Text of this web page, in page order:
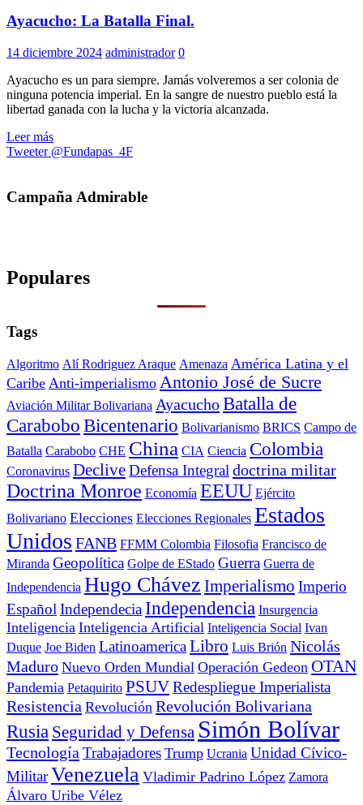
Ayacucho: La Batalla Final.
14 diciembre 2024 administrador 0
Ayacucho es un para siempre. Jamás volveremos a ser colonia de
ninguna potencia imperial. En la sangre de nuestro pueblo está la
libertad ganada con la lucha y la victoria alcanzada.
Leer más
Tweeter @Fundapas_4F
Campaña Admirable
Populares
Tags
Algoritmo Alí Rodriguez Araque Amenaza América Latina y el
Caribe Anti-imperialismo Antonio José de Sucre
Aviación Militar Bolivariana AyacuchoBatalla de
Carabobo Bicentenario Bolivarianismo BRICS Campo de
Batalla Carabobo CHE China CIA Ciencia Colombia
Coronavirus DecliveDefensa Integraldoctrina militar
Doctrina Monroe Economía EEUU Ejército
Bolivariano Elecciones Elecciones Regionales Estados
Unidos FANB FFMM Colombia Filosofia Francisco de
Miranda Geopolítica Golpe de EStado Guerra Guerra de
Independencia Hugo Chávez Imperialismo Imperio
EspañolIndependeciaIndependencia Insurgencia
Inteligencia Inteligencia Artificial Inteligencia Social Ivan
Duque Joe Biden LatinoamericaLibro Luis Brión Nicolás
Maduro Nuevo Orden Mundial Operación Gedeon OTAN
Pandemia Petaquirito PSUVRedespliegue Imperialista
Resistencia Revolución Revolución Bolivariana
Rusia Seguridad y Defensa Simón Bolívar
Tecnología Trabajadores Trump Ucrania Unidad Cívico-
MilitarVenezuela Vladimir Padrino López Zamora
Álvaro Uribe Vélez